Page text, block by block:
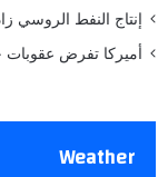
إنتاج النفط الروسي
أميركا تفرض عقوبات
Weather